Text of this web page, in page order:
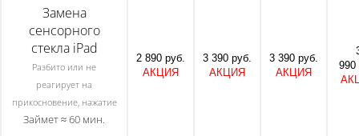
Замена
сенсорного
стекла iPad
Разбито или не
реагирует на
прикосновение, нажатие
Займет ≈ 60 мин.
2 890 руб.
АКЦИЯ
3 390 руб.
АКЦИЯ
3 390 руб.
АКЦИЯ
990